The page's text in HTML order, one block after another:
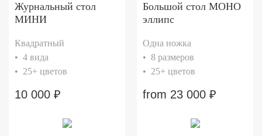
Журнальный стол
МИНИ
Квадратный
• 4 вида
• 25+ цветов
10 000 ₽
Большой стол МОНО
эллипс
Одна ножка
• 8 размеров
• 25+ цветов
from 23 000 ₽